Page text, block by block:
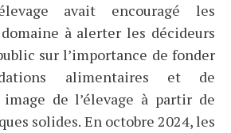
avait encouragé les
à alerter les décideurs
sur l’importance de fonder
alimentaires et de
de l’élevage à partir de
solides. En octobre 2024, les